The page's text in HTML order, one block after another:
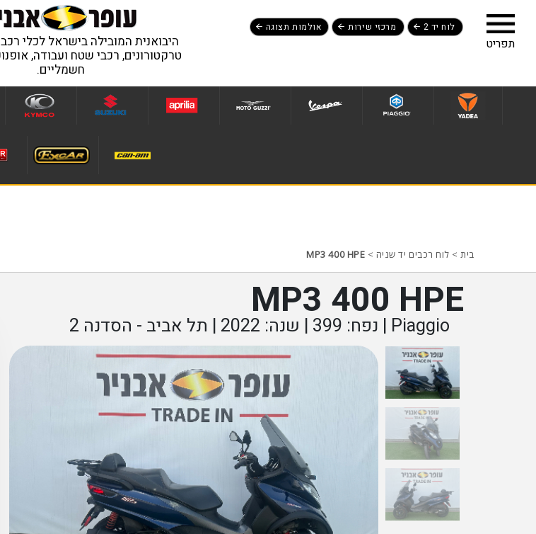
לוח יד 2 מרכזי שירות אולמות תצוגה
היבואנית המובילה בישראל לכלי רכב
טרקטורונים, רכבי שטח ועבודה,
חשמליים.
בית> לוח רכבים יד שניה >
MP3 400 HPE
MP3 400 HPE
Piaggio | נפח: 399 | שנה: 2022 | תל אביב - הסדנה 2